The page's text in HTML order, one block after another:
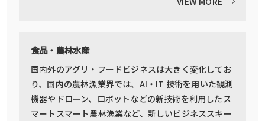
食品・農林水産
国内外のアグリ・フードビジネスは大きく変化してお
り、国内の農林漁業界では、AI・IT 技術を用いた観測
機器やドローン、ロボットなどの新技術を利用したス
マートスマート農林漁業など、新しいビジネススキー